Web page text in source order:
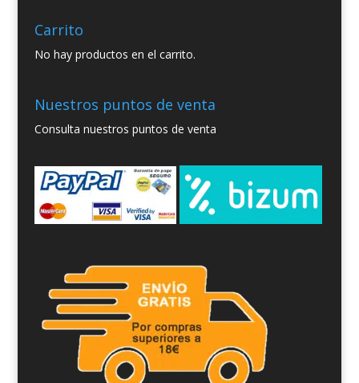
Carrito
No hay productos en el carrito.
Nuestros puntos de venta
Consulta nuestros puntos de venta